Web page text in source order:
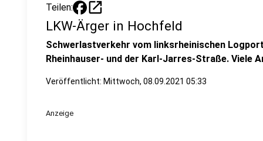
Teilen: open_in_new
LKW-Ärger in Hochfeld
Schwerlastverkehr vom linksrheinischen
Rheinhauser- und der Karl-Jarres-Straße. Viele
Veröffentlicht: Mittwoch, 08.09.2021 05:33
Anzeige